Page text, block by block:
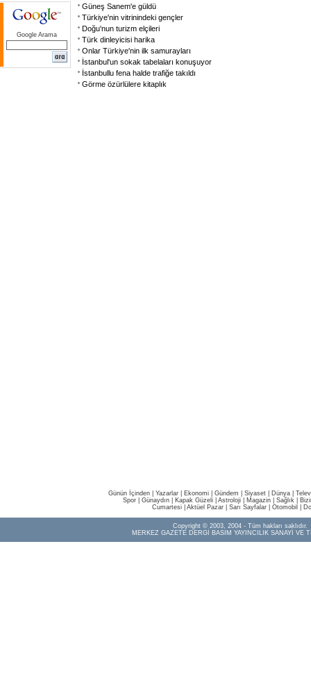
Google Arama
Güneş Sanem'e güldü
Türkiye'nin vitrinindeki gençler
Doğu'nun turizm elçileri
Türk dinleyicisi harika
Onlar Türkiye'nin ilk samurayları
İstanbul'un sokak tabelaları konuşuyor
İstanbullu fena halde trafiğe takıldı
Görme özürlülere kitaplık
Günün İçinden Yazarlar Ekonomi Gündem Siyaset Dünya |
Spor
Günaydın Kapak Güzeli Astroloji Magazin Sağlık
Cumartesi| Aktüel Pazar| Sarı Sayfalar| Otomobil
Copyright © 2003, 2004 - Tüm hakları saklıdır.
MERKEZ GAZETE DERGİ BASIM YAYINCILIK SANAYİ VE